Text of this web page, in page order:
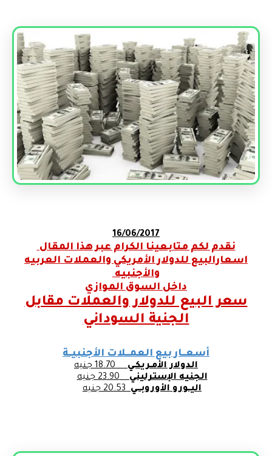
16/06/2017
نقدم لكم متابعينا الكرام عبر هذا المقال
اسعارالبيع للدولار الأمريكي والعملات العربيه
والأجنبيه
داخل السوق الموازي
سعر البيع للدولار والعملات مقابل
الجنية السوداني
أسعـــار بيع العمـــلات الأجنبيــة
الدولار الأمـريكـي18.70 جنيه
الجنيه الإسترليني23.90 جنيه
اليــورو الأوروبـــي20.53 جنيه